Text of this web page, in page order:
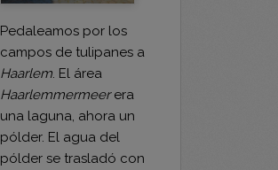
Haarlem. El área
Haarlemmermeerera
una laguna, ahora un
pólder. El agua del
pólder se trasladó con
bombas hacia un canal
circular alrededor del